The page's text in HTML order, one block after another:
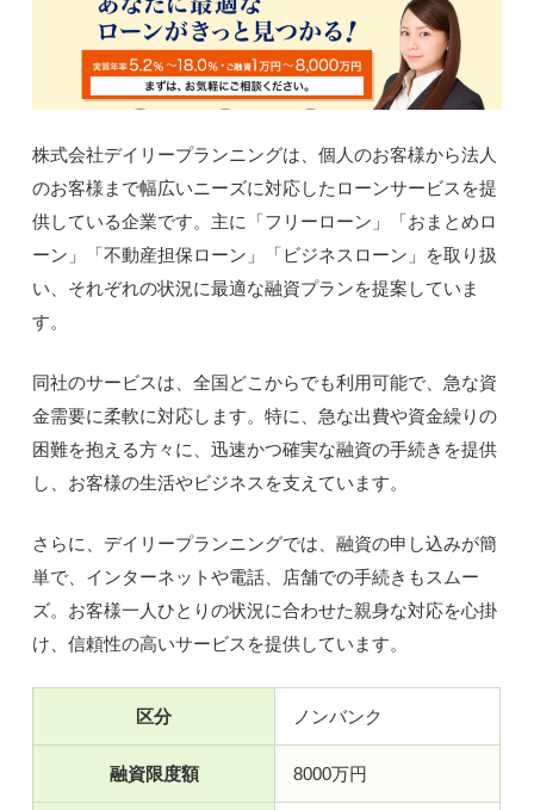
株式会社デイリープランニングは、個人のお客様から法人
のお客様まで幅広いニーズに対応したローンサービスを提
供している企業です。主に「フリーローン」「おまとめロ
ーン」「不動産担保ローン」「ビジネスローン」を取り扱
い、それぞれの状況に最適な融資プランを提案していま
す。
同社のサービスは、全国どこからでも利用可能で、急な資
金需要に柔軟に対応します。特に、急な出費や資金繰りの
困難を抱える方々に、迅速かつ確実な融資の手続きを提供
し、お客様の生活やビジネスを支えています。
さらに、デイリープランニングでは、融資の申し込みが簡
単で、インターネットや電話、店舗での手続きもスムー
ズ。お客様一人ひとりの状況に合わせた親身な対応を心掛
け、信頼性の高いサービスを提供しています。
区分 ノンバンク
融資限度額 8000万円